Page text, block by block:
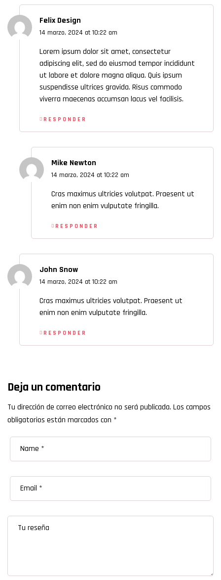
Felix Design
14 marzo, 2024 at 10:22 am
Lorem ipsum dolor sit amet, consectetur
adipiscing elit, sed do eiusmod tempor incididunt
ut labore et dolore magna aliqua. Quis ipsum
suspendisse ultrices gravida. Risus commodo
viverra maecenas accumsan lacus vel facilisis.
RESPONDER
Mike Newton
14 marzo, 2024 at 10:22 am
Cras maximus ultricies volutpat. Praesent ut
enim non enim vulputate fringilla.
RESPONDER
John Snow
14 marzo, 2024 at 10:22 am
Cras maximus ultricies volutpat. Praesent ut
enim non enim vulputate fringilla.
RESPONDER
Deja un comentario
Tu dirección de correo electrónico no será publicada. Los campos
obligatorios están marcados con *